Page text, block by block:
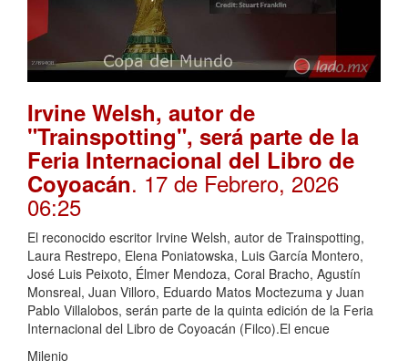
Irvine Welsh, autor de
"Trainspotting", será parte de la
Feria Internacional del Libro de
Coyoacán. 17 de Febrero, 2026
06:25
El reconocido escritor Irvine Welsh, autor de Trainspotting,
Laura Restrepo, Elena Poniatowska, Luis García Montero,
José Luis Peixoto, Élmer Mendoza, Coral Bracho, Agustín
Monsreal, Juan Villoro, Eduardo Matos Moctezuma y Juan
Pablo Villalobos, serán parte de la quinta edición de la Feria
Internacional del Libro de Coyoacán (Filco).El encue
Milenio